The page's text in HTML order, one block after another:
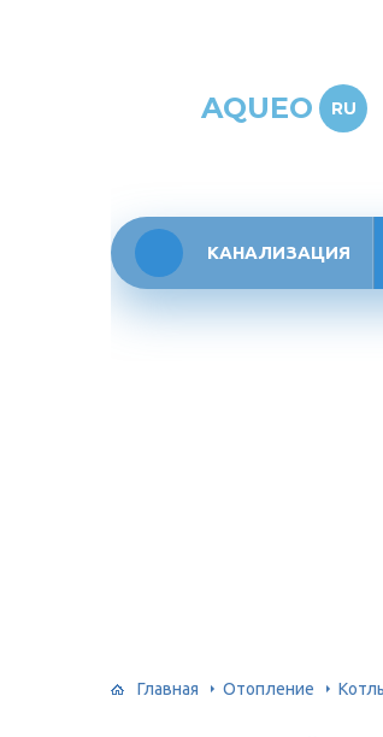
AQUEO RU
КАНАЛИЗАЦИЯ
Главная Отопление